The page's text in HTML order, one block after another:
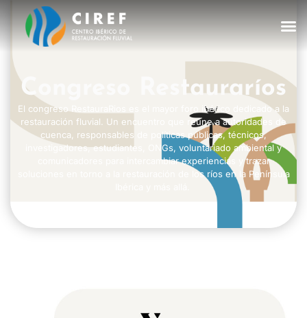
Congreso Restauraríos
El congreso RestauraRios es el mayor foro ibérico dedicado a la
restauración fluvial. Un encuentro que reúne a autoridades de
cuenca, responsables de políticas públicas, técnicos,
investigadores, estudiantes, ONGs, voluntariado ambiental y
comunicadores para intercambiar experiencias y trazar
soluciones en torno a la restauración de los ríos en la Península